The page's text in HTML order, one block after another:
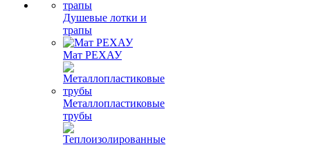
Душевые лотки и
трапы
Мат РЕХАУ
Металлопластиковые
трубы